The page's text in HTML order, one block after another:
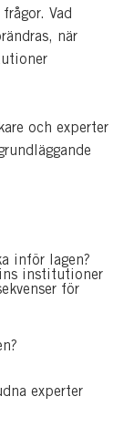
Vad
när
och experter
inför lagen?
institutioner
för
experter